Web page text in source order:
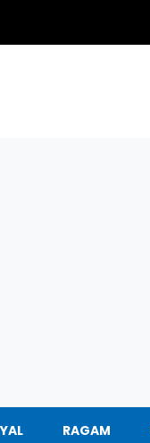
RAGAM